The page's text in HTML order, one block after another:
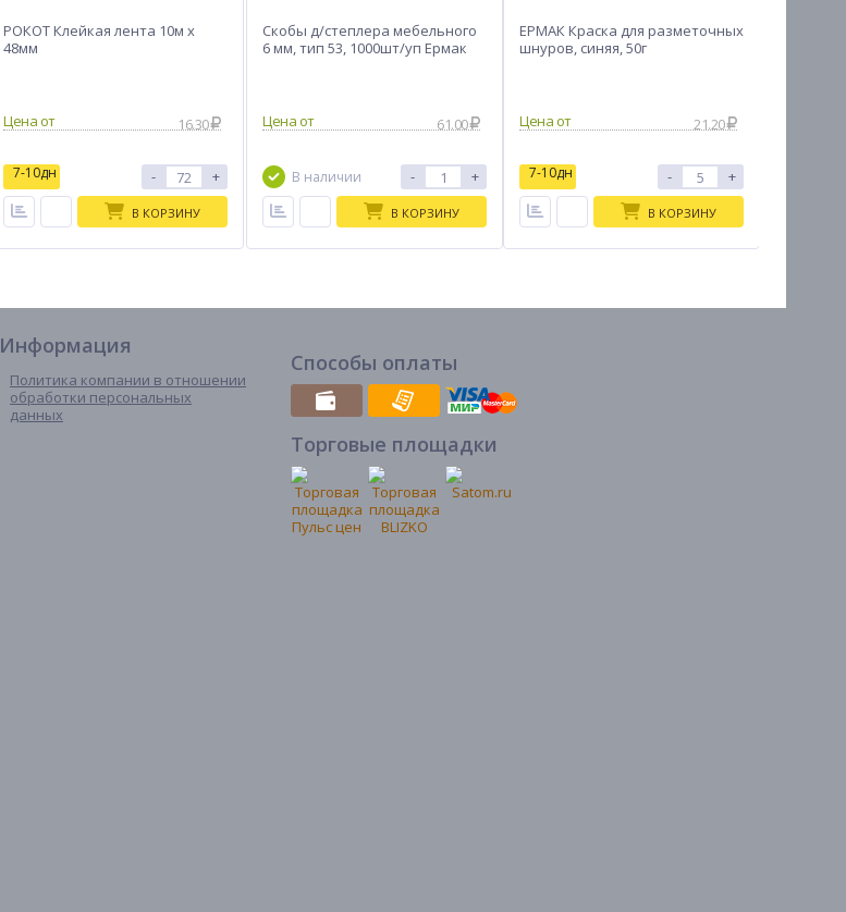
РОКОТ Клейкая лента 10м x
48мм
16.30
7-10дн - +
В КОРЗИНУ
Скобы д/степлера мебельного
6 мм, тип 53, 1000шт/уп Ермак
61.00
В наличии - +
В КОРЗИНУ
ЕРМАК Краска для разметочных
шнуров, синяя, 50г
21.20
7-10дн - +
В КОРЗИНУ
Информация
Политика компании в отношении
обработки персональных
данных
Способы оплаты
Торговые площадки